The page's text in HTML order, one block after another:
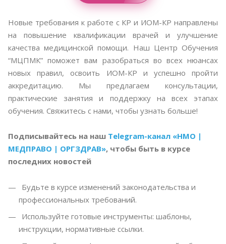
Новые требования к работе с КР и ИОМ-КР направлены
на повышение квалификации врачей и улучшение
качества медицинской помощи. Наш Центр Обучения
“МЦПМК” поможет вам разобраться во всех нюансах
новых правил, освоить ИОМ-КР и успешно пройти
аккредитацию. Мы предлагаем консультации,
практические занятия и поддержку на всех этапах
обучения. Свяжитесь с нами, чтобы узнать больше!
Подписывайтесь на наш Telegram-канал «НМО |
МЕДПРАВО | ОРГЗДРАВ», чтобы быть в курсе
последних новостей
Будьте в курсе изменений законодательства и
профессиональных требований.
Используйте готовые инструменты: шаблоны,
инструкции, нормативные ссылки.